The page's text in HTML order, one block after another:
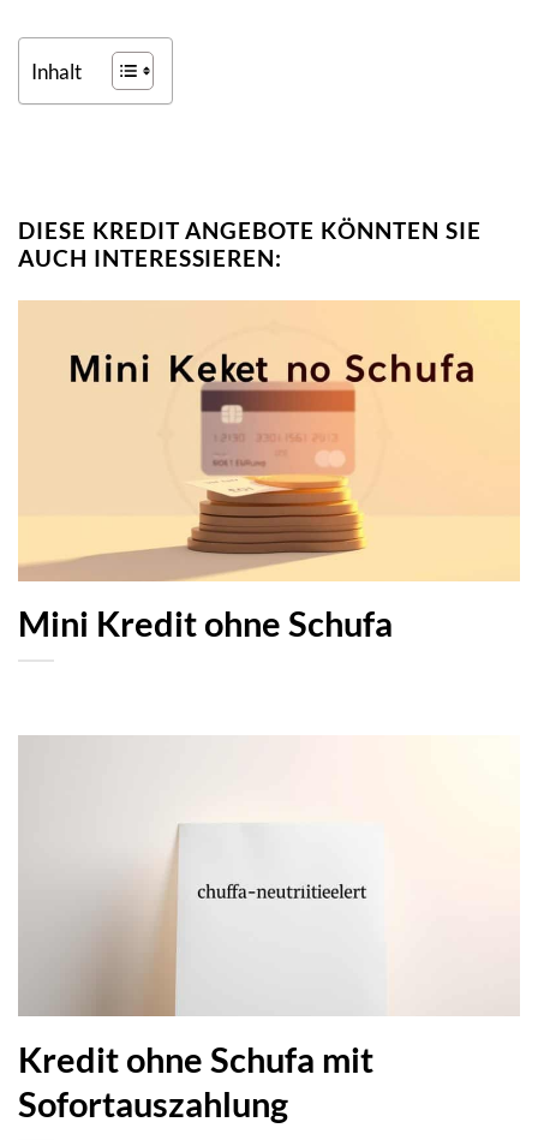
Inhalt
DIESE KREDIT ANGEBOTE KÖNNTEN SIE
AUCH INTERESSIEREN:
Mini Kredit ohne Schufa
Kredit ohne Schufa mit
Sofortauszahlung